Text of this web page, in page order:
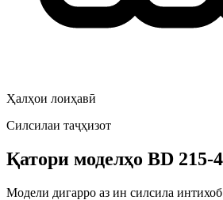
Ҳалҳои лоиҳавӣ
Силсилаи таҷҳизот
Қатори моделҳо BD 215-
Модели дигарро аз ин силсила